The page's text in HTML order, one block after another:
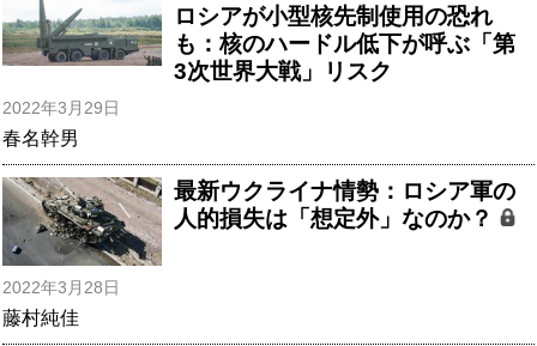
ロシアが小型核先制使用の恐れ
も：核のハードル低下が呼ぶ「第
3次世界大戦」リスク
2022年3月29日
春名幹男
最新ウクライナ情勢：ロシア軍の
人的損失は「想定外」なのか？
2022年3月28日
藤村純佳